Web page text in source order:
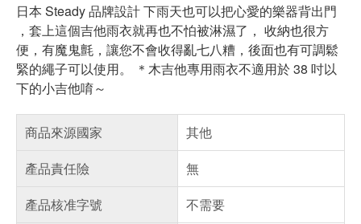
日本 Steady 品牌設計 下雨天也可以把心愛的樂器背出門
，套上這個吉他雨衣就再也不怕被淋濕了， 收納也很方
便，有魔鬼氈，讓您不會收得亂七八糟，後面也有可調鬆
緊的繩子可以使用。 ＊木吉他專用雨衣不適用於 38 吋以
下的小吉他唷～
商品來源國家
其他
產品責任險
無
產品核准字號
不需要